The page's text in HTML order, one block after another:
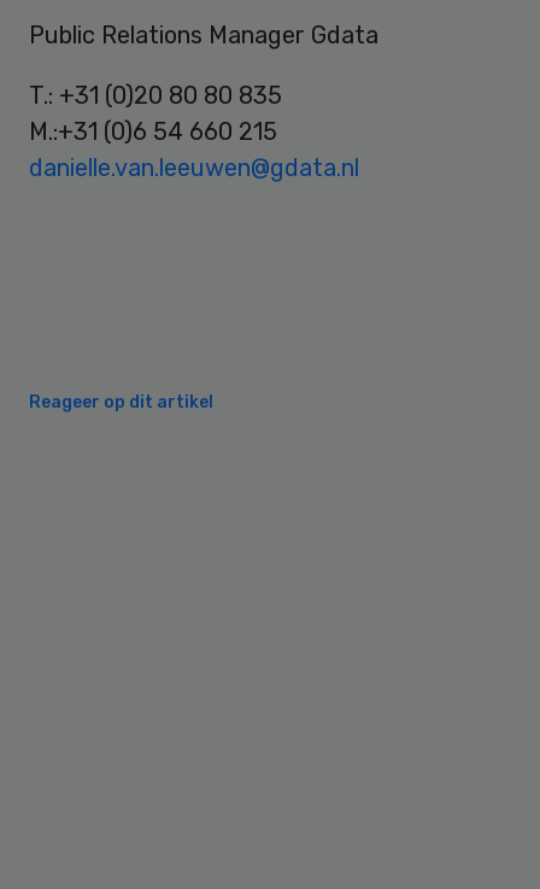
Public Relations Manager Gdata
T.: +31 (0)20 80 80 835
M.:+31 (0)6 54 660 215
danielle.van.leeuwen@gdata.nl
Reageer op dit artikel